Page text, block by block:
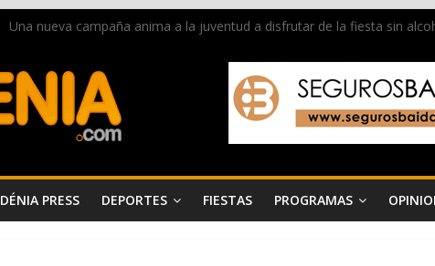
Una nueva campaña anima a la juventud a disfrutar de la fiesta sin
La Entraeta Festera llena de ambiente la calle Marqués de Campo con
El XII Festival de Jazz de Dénia reunirá durante agosto a figuras
Los Moros y Cristianos 2026 reciben las llaves de la ciudad y dan inicio
DÉNIA PRESS DEPORTES FIESTAS PROGRAMAS